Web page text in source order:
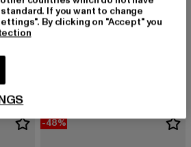
-48%
If you want to change
By clicking on "Accept" you